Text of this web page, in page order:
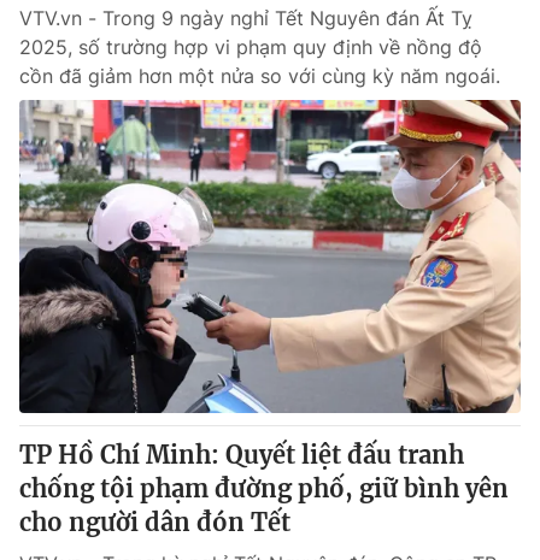
Photo Infographic
Video Shorts video
VTV Money VTV Thể thao
VTV Sức khoẻ Bất động sản
Thị trường 24h Tấm lòng Việt
VTV4 Vươn mình bằng AI
VTV9 VTV8
Liên hệ tòa soạn
VTV.vn - Trong 9 ngày nghỉ Tết Nguyên đán Ất Tỵ
2025, số trường hợp vi phạm quy định về nồng độ
cồn đã giảm hơn một nửa so với cùng kỳ năm ngoái.
TP Hồ Chí Minh: Quyết liệt đấu tranh
chống tội phạm đường phố, giữ bình yên
cho người dân đón Tết